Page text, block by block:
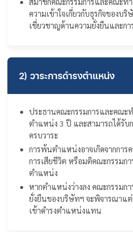
ความเข้าใจเกี่ยวกับธุรกิจของบ
เชี่ยวชาญด้านความยั่งยืนและกา
2) วาระการดำรงตำแหน่ง
ประธานคณะกรรมการและคณะท
ตำแหน่ง 3 ปี และสามารถได้รับ
ครบวาระ
การพ้นตำแหน่งอาจเกิดจากการ
การเสียชีวิต หรือมติคณะกรรม
ตำแหน่ง
หากตำแหน่งว่างลง คณะกรรมก
ยั่งยืนของบริษัทฯ จะพิจารณาแ
เข้าดำรงตำแหน่งแทน